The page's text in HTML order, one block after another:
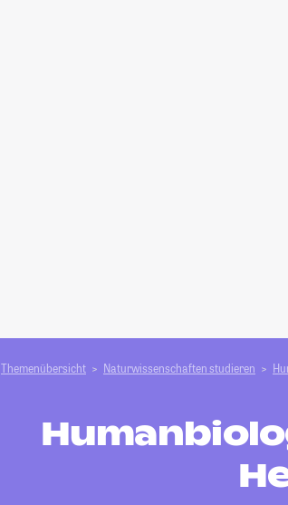
Themenübersicht Natur­wissenschaften studieren